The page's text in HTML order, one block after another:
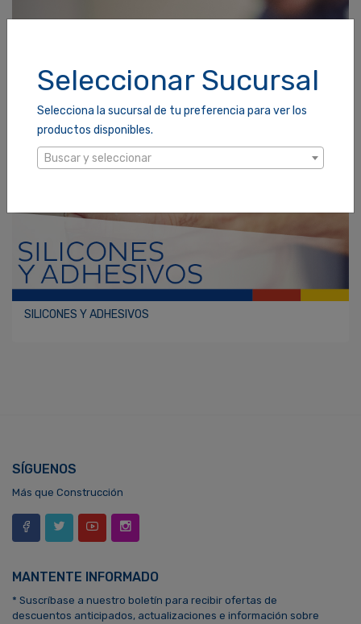
Seleccionar Sucursal
Selecciona la sucursal de tu preferencia para ver los
productos disponibles.
Buscar y seleccionar
SILICONES Y ADHESIVOS
SÍGUENOS
Más que Construcción
MANTENTE INFORMADO
* Suscríbase a nuestro boletín para recibir ofertas de
descuentos anticipados, actualizaciones e información sobre